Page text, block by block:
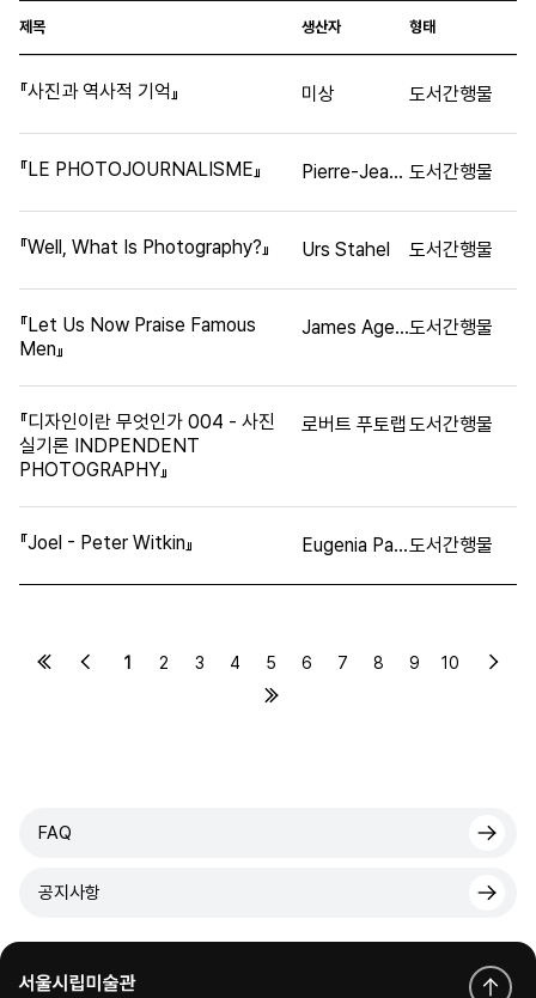
제목 생산자 형태
『사진과 역사적 기억』 미상 도서간행물
『LE PHOTOJOURNALISME』 Pierre-Jean AMAR 도서간행물
『Well, What Is Photography?』 Urs Stahel 도서간행물
『Let Us Now Praise Famous
Men』
James Agee, Walker Evans도서간행물
『디자인이란 무엇인가 004 - 사진
실기론 INDPENDENT
PHOTOGRAPHY』
로버트 푸토랩 도서간행물
『Joel - Peter Witkin』 Eugenia Parry 도서간행물
1 2 3 4 5 6 7 8 9 10
FAQ
공지사항